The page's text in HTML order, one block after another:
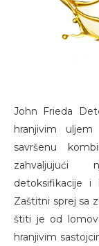
John Frieda
hranjivim
savršenu
zahvaljujući
detoksifikacije i
Zaštitni sprej sa
štiti je od
hranjivim